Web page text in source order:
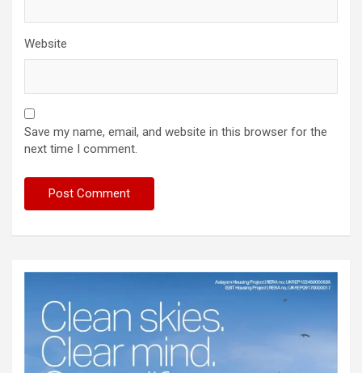
Website
Save my name, email, and website in this browser for the
next time I comment.